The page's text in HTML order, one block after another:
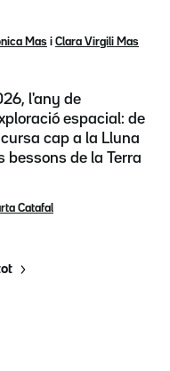
Mas i Clara Virgili Mas
l'any de
espacial: de
cursa cap a la Lluna
bessons de la Terra
Catafal